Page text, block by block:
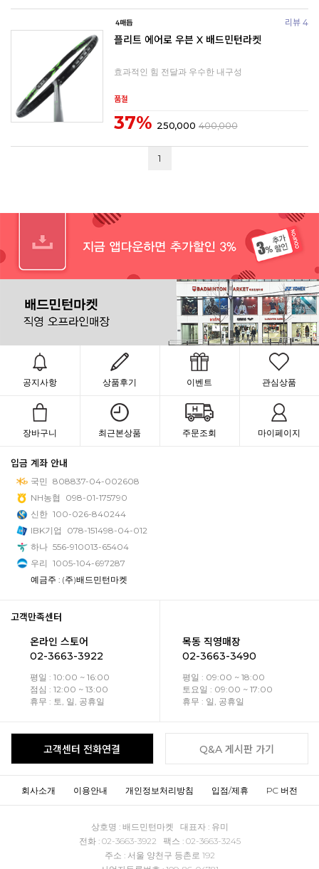
리뷰 4
플리트 에어로 우븐 X 배드민턴라켓
효과적인 힘 전달과 우수한 내구성
37% 250,000 400,000
품절
1
공지사항 상품후기 이벤트 관심상품
장바구니 최근본상품 주문조회 마이페이지
입금 계좌 안내
국민 808837-04-002608
NH농협
098-01-175790
신한 100-026-840244
IBK기업
078-151498-04-012
하나 556-910013-65404
우리 1005-104-697287
예금주 : (주)배드민턴마켓
고객만족센터
온라인 스토어
02-3663-3922
평일 : 10:00 ~ 16:00
점심 : 12:00 ~ 13:00
휴무 : 토, 일, 공휴일
목동 직영매장
02-3663-3490
평일 : 09:00 ~ 18:00
토요일 : 09:00 ~ 17:00
휴무 : 일, 공휴일
고객센터 전화연결 Q&A 게시판 가기
회사소개 이용안내 개인정보처리방침 입점/제휴 PC 버전
상호명 : 배드민턴마켓 대표자 : 유미
전화 : 02-3663-3922 팩스 : 02-3663-3245
주소 : 서울 양천구 등촌로 192